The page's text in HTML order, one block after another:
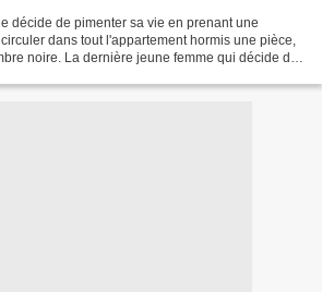
décide de pimenter sa vie en prenant une
dans tout l'appartement hormis une pièce,
noire. La dernière jeune femme qui décide de